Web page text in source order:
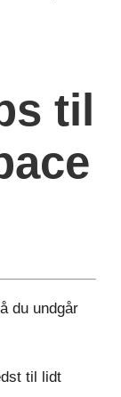
til
du undgår
til lidt